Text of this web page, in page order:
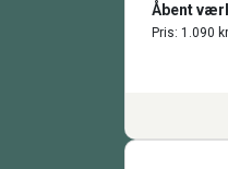
Åbent
Pris: 1.090 kr.